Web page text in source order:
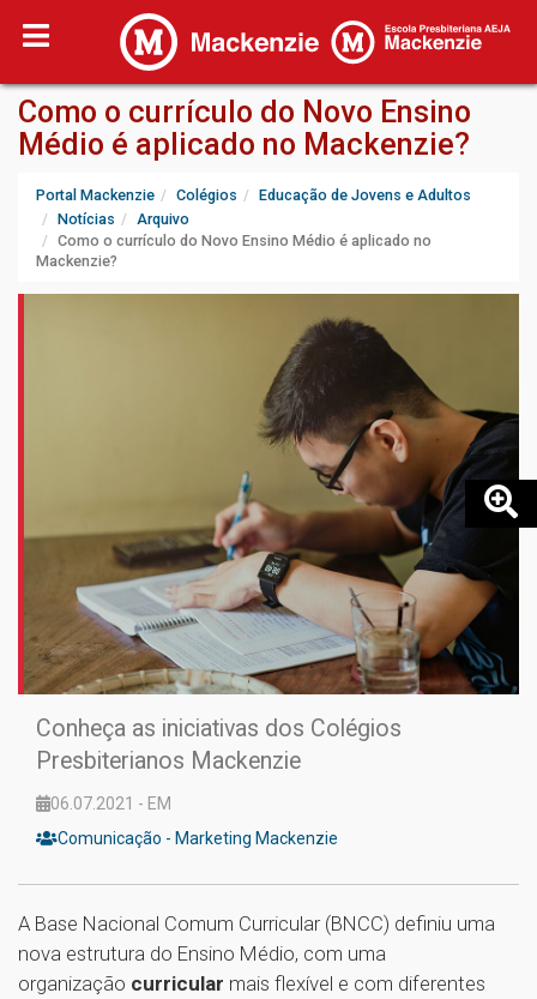
Como o currículo do Novo Ensino
Médio é aplicado no Mackenzie?
Portal Mackenzie Colégios
Educação de Jovens e Adultos
Notícias
Arquivo
Como o currículo do Novo Ensino Médio é aplicado no
Mackenzie?
Conheça as iniciativas dos Colégios
Presbiterianos Mackenzie
06.07.2021 - EM
Comunicação - Marketing Mackenzie
A Base Nacional Comum Curricular (BNCC) definiu uma
nova estrutura do Ensino Médio, com uma
organização curricular mais flexível e com diferentes